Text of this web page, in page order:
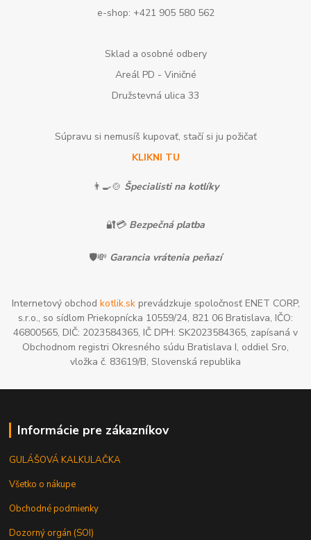
e-shop: +421 905 580 562
Sklad a osobné odbery
Areál PD - Viničné
Družstevná ulica 33
Súpravu si nemusíš kupovať, stačí si ju požičať
KLIKNI TU
👨‍🍳🍲 Špecialisti na kotlíky
🔐💳 Bezpečná platba
🛡️💸 Garancia vrátenia peňazí
Internetový obchod kotlik.skprevádzkuje spoločnosť ENET CORP,
s.r.o., so sídlom Priekopnícka 10559/24, 821 06 Bratislava, IČO:
46800565, DIČ: 2023584365, IČ DPH: SK2023584365, zapísaná v
Obchodnom registri Okresného súdu Bratislava I, oddiel Sro,
vložka č. 83619/B, Slovenská republika
Informácie pre zákazníkov
GULÁŠOVÁ KALKULAČKA
Všetko o nákupe
Obchodné podmienky
Dozorný orgán (SOI)